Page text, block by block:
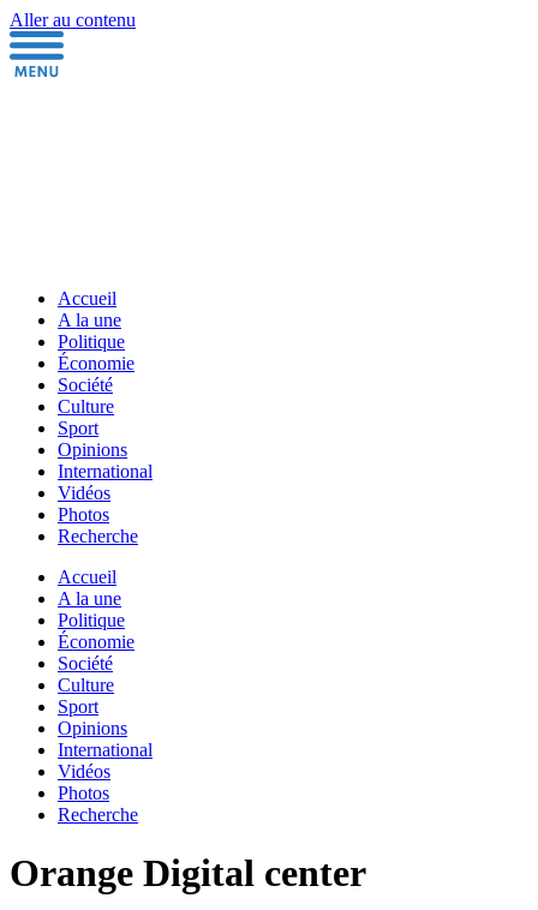
Aller au contenu
Accueil
A la une
Politique
Économie
Société
Culture
Sport
Opinions
International
Vidéos
Photos
Recherche
Accueil
A la une
Politique
Économie
Société
Culture
Sport
Opinions
International
Vidéos
Photos
Recherche
Orange Digital center